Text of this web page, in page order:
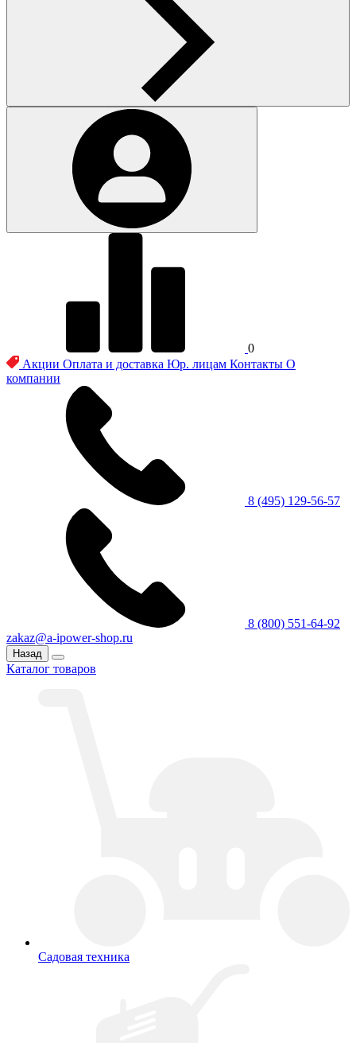
0
Акции Оплата и доставка Юр. лицам Контакты О
компании
8 (495) 129-56-57
8 (800) 551-64-92
zakaz@a-ipower-shop.ru
Назад
Каталог товаров
Садовая техника